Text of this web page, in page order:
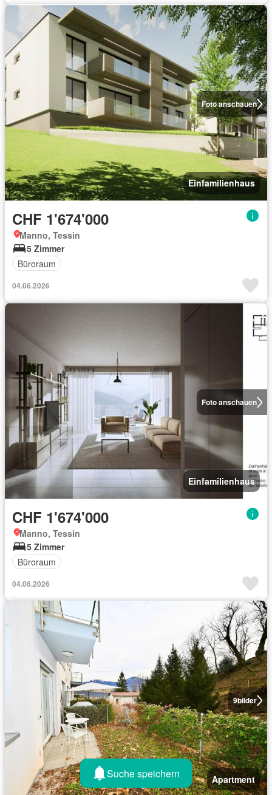
Foto anschauen
Einfamilienhaus
CHF 1'674'000
Manno, Tessin
5 Zimmer
Büroraum
04.06.2026
Foto anschauen
Einfamilienhaus
CHF 1'674'000
Manno, Tessin
5 Zimmer
Büroraum
04.06.2026
9bilder
Apartment
Suche speichern